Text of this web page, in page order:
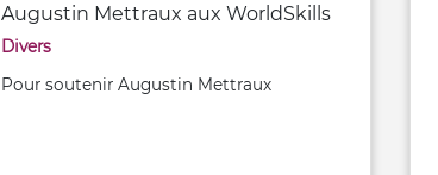
Augustin Mettraux aux WorldSkills
Divers
Pour soutenir Augustin Mettraux